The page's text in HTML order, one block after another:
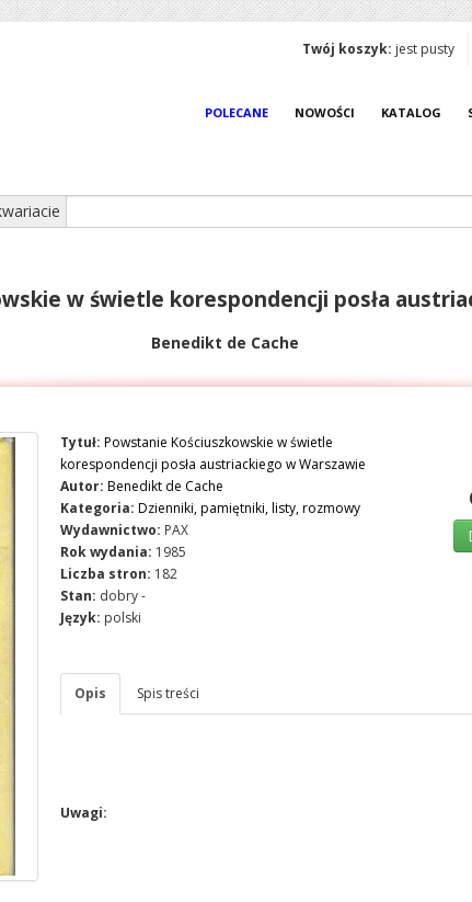
Twój koszyk: jest pusty
POLECANE NOWOŚCI KATALOG
w świetle korespondencji posła
Benedikt de Cache
Tytuł: Powstanie Kościuszkowskie w świetle
korespondencji posła austriackiego w Warszawie
Autor: Benedikt de Cache
Kategoria: Dzienniki, pamiętniki, listy, rozmowy
Wydawnictwo: PAX
Rok wydania: 1985
Liczba stron: 182
Stan: dobry -
Język: polski
Opis Spis treści
Uwagi: